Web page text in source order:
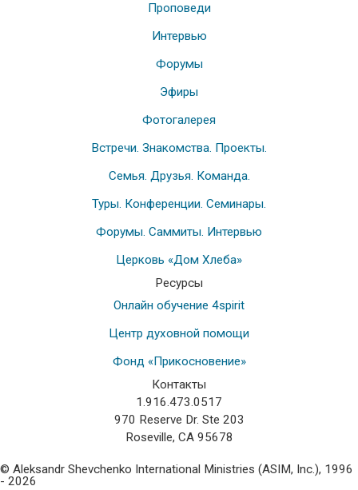
Проповеди
Интервью
Форумы
Эфиры
Фотогалерея
Встречи. Знакомства. Проекты.
Семья. Друзья. Команда.
Туры. Конференции. Семинары.
Форумы. Саммиты. Интервью
Церковь «Дом Хлеба»
Ресурсы
Онлайн обучение 4spirit
Центр духовной помощи
Фонд «Прикосновение»
Контакты
1.916.473.0517
970 Reserve Dr. Ste 203
Roseville, CA 95678
© Aleksandr Shevchenko International Ministries (ASIM, Inc.), 1996
- 2026